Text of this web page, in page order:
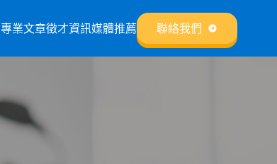
專業文章徵才資訊媒體推薦 聯絡我們